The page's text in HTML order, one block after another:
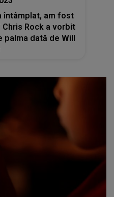
întâmplat, am fost
Rock a vorbit
palma dată de Will